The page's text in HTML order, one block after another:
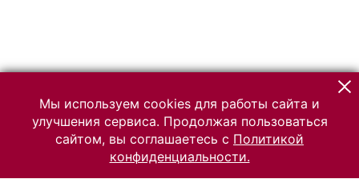
Мы используем cookies для работы сайта и
улучшения сервиса. Продолжая пользоваться
сайтом, вы соглашаетесь с Политикой
конфиденциальности.